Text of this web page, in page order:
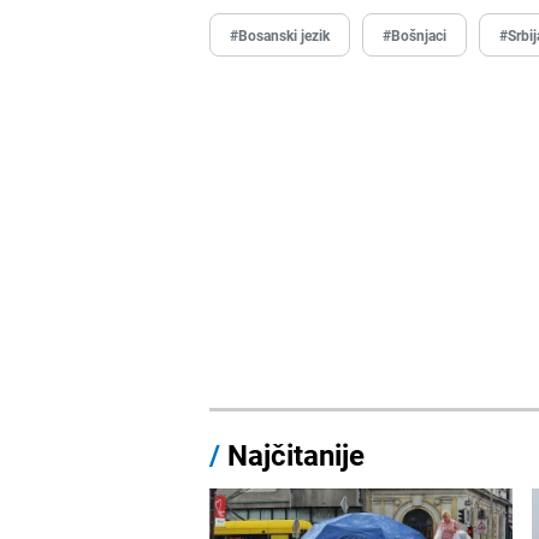
#Bosanski jezik #Bošnjaci
/ Najčitanije